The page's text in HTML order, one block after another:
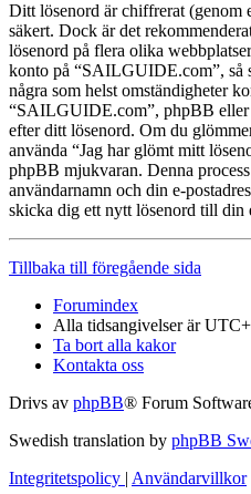
Ditt lösenord är chiffrerat (genom
säkert. Dock är det
lösenord på flera olika
konto på “SAILGUIDE.com”, så
några som helst omständigheter
“SAILGUIDE.com”, phpBB eller
efter ditt lösenord. Om du
använda “Jag har glömt mitt
phpBB mjukvaran. Denna
användarnamn och din e-
skicka dig ett nytt lösenord till din
Tillbaka till föregående sida
Forumindex
Alla tidsangivelser är
Ta bort alla kakor
Kontakta oss
Drivs av phpBB® Forum
Swedish translation by phpBB
Integritetspolicy | Användarvillkor